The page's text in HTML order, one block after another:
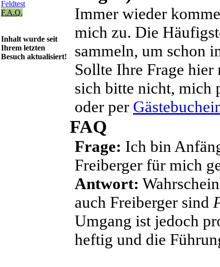
Feldtest
F.A.Q.
Inhalt wurde seit
Ihrem letzten
Besuch aktualisiert!
Immer wieder
mich zu. Die
sammeln, um schon
Sollte Ihre Frage hier
sich bitte nicht, mich
oder per
FAQ
Frage: Ich bin
Freiberger für mich
Antwort:
auch Freiberger sind
Umgang ist jedoch
heftig und die